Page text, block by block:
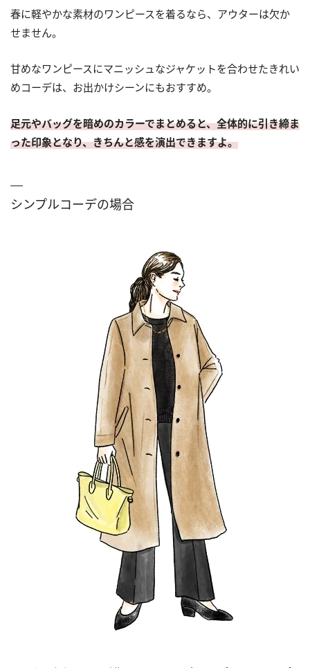
春に軽やかな素材のワンピースを着るなら、アウターは欠か
せません。
甘めなワンピースにマニッシュなジャケットを合わせたきれい
めコーデは、お出かけシーンにもおすすめ。
足元やバッグを暗めのカラーでまとめると、全体的に引き締ま
った印象となり、きちんと感を演出できますよ。
シンプルコーデの場合